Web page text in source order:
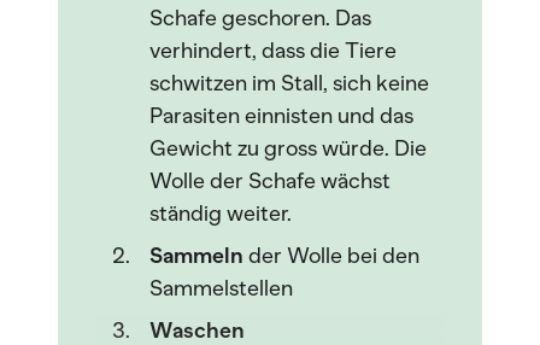
Schafe geschoren. Das
verhindert, dass die Tiere
schwitzen im Stall, sich keine
Parasiten einnisten und das
Gewicht zu gross würde. Die
Wolle der Schafe wächst
ständig weiter.
Sammeln der Wolle bei den
Sammelstellen
Waschen